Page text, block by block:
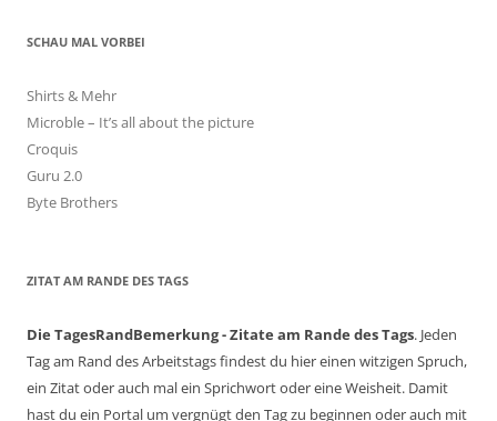
SCHAU MAL VORBEI
Shirts & Mehr
Microble – It’s all about the picture
Croquis
Guru 2.0
Byte Brothers
ZITAT AM RANDE DES TAGS
Die TagesRandBemerkung - Zitate am Rande des Tags. Jeden
Tag am Rand des Arbeitstags findest du hier einen witzigen Spruch,
ein Zitat oder auch mal ein Sprichwort oder eine Weisheit. Damit
hast du ein Portal um vergnügt den Tag zu beginnen oder auch mit